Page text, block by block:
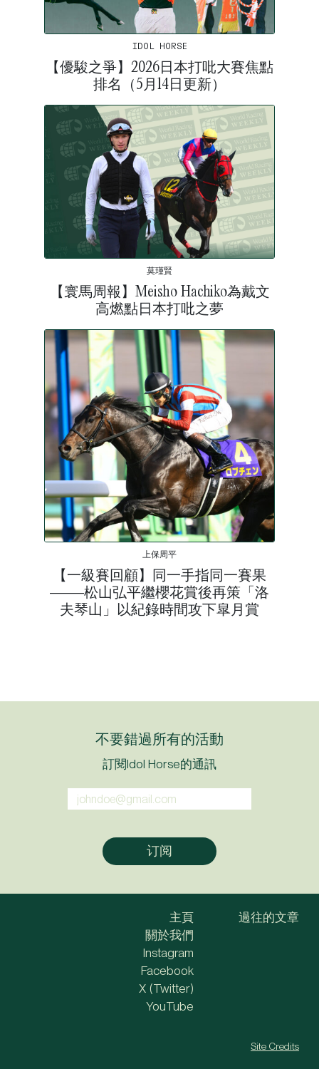
IDOL HORSE
【優駿之爭】2026日本打吡大賽焦點
排名（5月14日更新）
莫瑾賢
【寰馬周報】Meisho Hachiko為戴文
高燃點日本打吡之夢
上保周平
【一級賽回顧】同一手指同一賽果
——松山弘平繼櫻花賞後再策「洛
夫琴山」以紀錄時間攻下皐月賞
不要錯過所有的活動
訂閱Idol Horse的通訊
主頁
關於我們
過往的文章
Instagram
Facebook
X (Twitter)
YouTube
Site Credits